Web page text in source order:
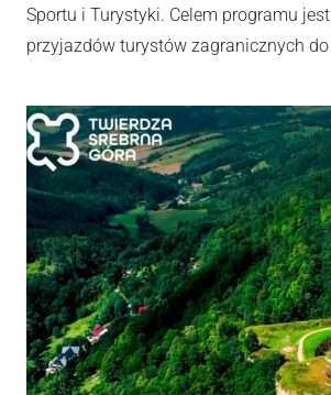
Sportu i Turystyki. Celem programu
przyjazdów turystów zagranicznych